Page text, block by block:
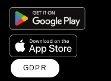
GDPR